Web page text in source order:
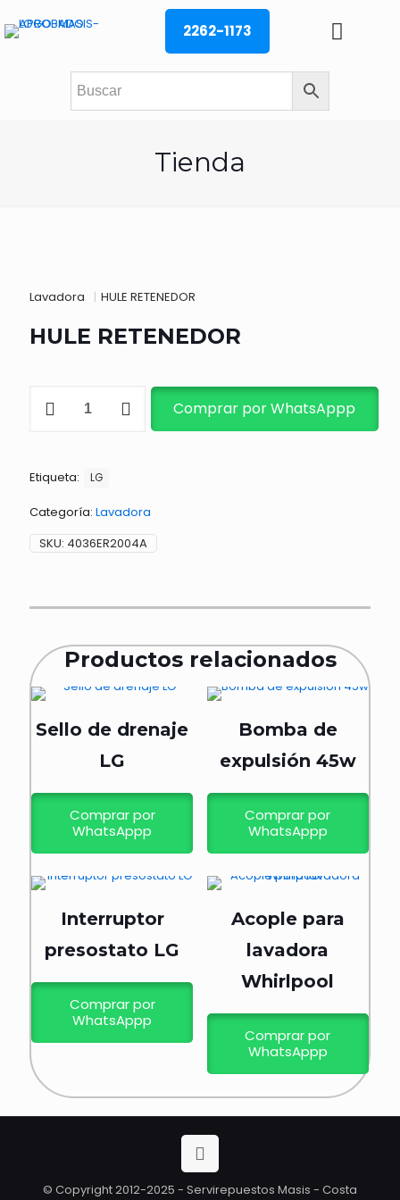
2262-1173
Tienda
Lavadora | HULE RETENEDOR
HULE RETENEDOR
RETENEDOR
Comprar por WhatsAppp
Etiqueta: LG
Categoría: Lavadora
SKU: 4036ER2004A
Productos relacionados
Sello de drenaje
LG
Comprar por
WhatsAppp
Bomba de
expulsión 45w
Comprar por
WhatsAppp
Interruptor
presostato LG
Comprar por
WhatsAppp
Acople para
lavadora
Whirlpool
Comprar por
WhatsAppp
© Copyright 2012-2025 - Servirepuestos Masis - Costa